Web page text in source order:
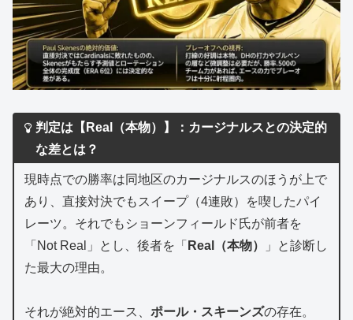
判定は【Real（本物）】：カージナルスとの決定的
な差とは？
現時点での勝率は同地区のカージナルスのほうが上で
あり、直接対決でもスイープ（4連敗）を喫したパイ
レーツ。それでもショーンフィールド氏が前者を
「Not Real」とし、後者を「 Real（本物）
」と診断し
た最大の理由。
それが絶対的エース、 ポール・スキーンズの存在。